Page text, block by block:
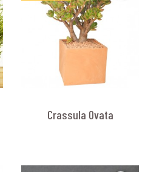
Crassula Ovata